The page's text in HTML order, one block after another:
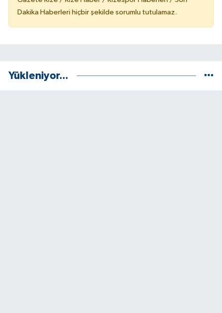
Dakika Haberleri hiçbir şekilde sorumlu tutulamaz.
Yükleniyor...